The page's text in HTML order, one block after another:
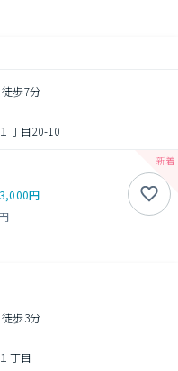
歩7分
丁目20-10
円
歩3分
丁目